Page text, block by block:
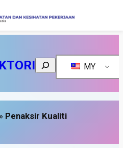
Search MY
» Penaksir Kualiti